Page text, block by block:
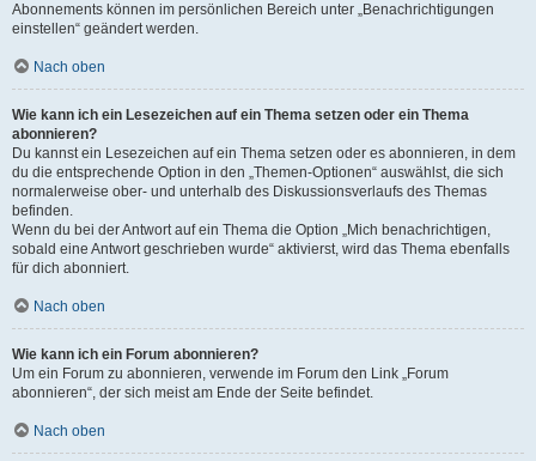
Abonnements können im persönlichen Bereich unter „Benachrichtigungen
einstellen“ geändert werden.
Nach oben
Wie kann ich ein Lesezeichen auf ein Thema setzen oder ein Thema
abonnieren?
Du kannst ein Lesezeichen auf ein Thema setzen oder es abonnieren, in dem
du die entsprechende Option in den „Themen-Optionen“ auswählst, die sich
normalerweise ober- und unterhalb des Diskussionsverlaufs des Themas
befinden.
Wenn du bei der Antwort auf ein Thema die Option „Mich benachrichtigen,
sobald eine Antwort geschrieben wurde“ aktivierst, wird das Thema ebenfalls
für dich abonniert.
Nach oben
Wie kann ich ein Forum abonnieren?
Um ein Forum zu abonnieren, verwende im Forum den Link „Forum
abonnieren“, der sich meist am Ende der Seite befindet.
Nach oben